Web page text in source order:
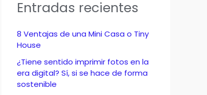
r
o
:
Entradas recientes
8 Ventajas de una Mini Casa o Tiny
House
¿Tiene sentido imprimir fotos en la
era digital? Sí, si se hace de forma
sostenible